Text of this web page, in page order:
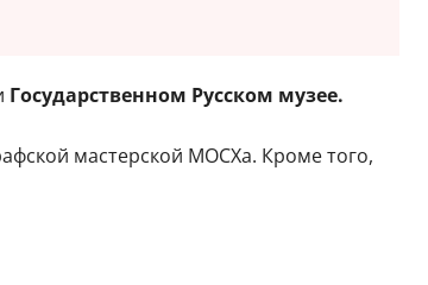
Государственном Русском музее.
мастерской МОСХа. Кроме того,